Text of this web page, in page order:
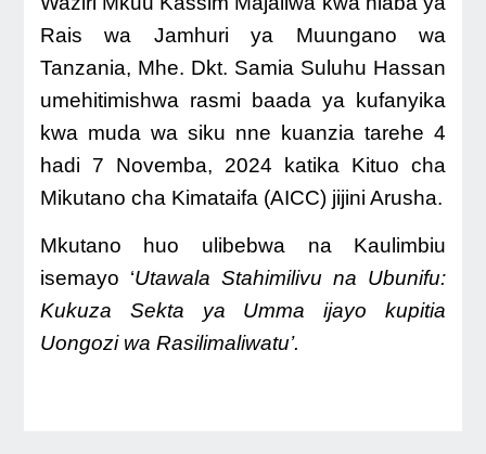
Rais wa Jamhuri ya Muungano wa
Tanzania, Mhe. Dkt. Samia Suluhu Hassan
umehitimishwa rasmi baada ya kufanyika
kwa muda wa siku nne kuanzia tarehe 4
hadi 7 Novemba, 2024 katika Kituo cha
Mikutano cha Kimataifa (AICC) jijini Arusha.
Mkutano huo ulibebwa na Kaulimbiu
isemayo ‘Utawala Stahimilivu na Ubunifu:
Kukuza Sekta ya Umma ijayo kupitia
Uongozi wa Rasilimaliwatu’.